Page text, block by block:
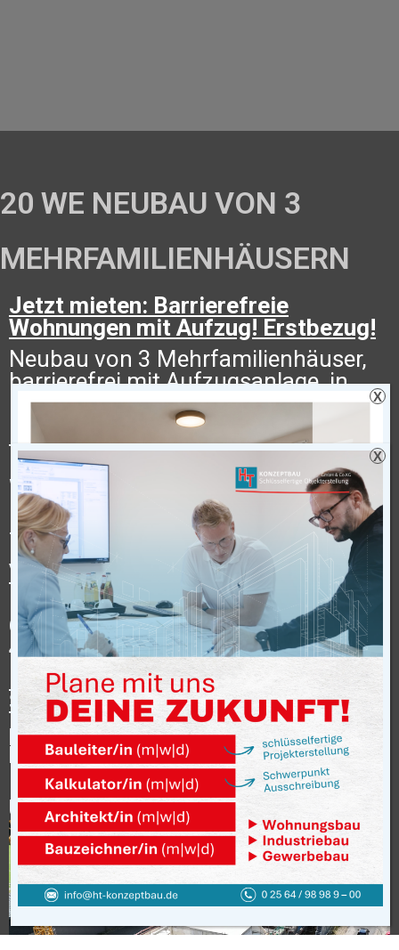
20 WE NEUBAU VON 3
MEHRFAMILIENHÄUSERN
Jetzt mieten: Barrierefreie
Wohnungen mit Aufzug! Erstbezug!
Neubau von 3 Mehrfamilienhäuser,
barrierefrei mit Aufzugsanlage, in
massiver Bauweise.
Hauskamp in Gronau-Epe.
1 x 8 Wohneinheiten und 2 x 6
Wohneinheiten.
Die Wohnungsgrößen liegen bei ca.
74 m² bis 104 m².
Vermietung der 20 Wohneinheiten:
Büscher Hausverwaltung GmbH &
Co.KG, Gildehauser Str. 100 in
48599 Gronau.
Ihre Ansprechpartnerin: Frau
Steinmetz
psteinmetz@buescher-
hausverwaltung.de
Montag bis Freitag von 9:00 – 17:00
Uhr 01 71 – 28 53 601
X
X